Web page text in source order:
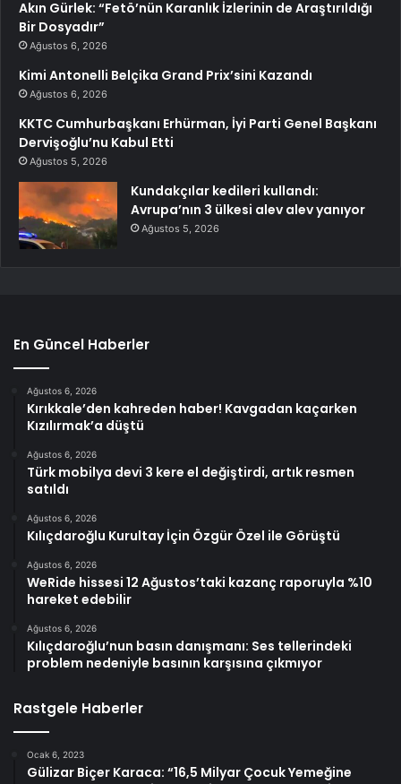
Akın Gürlek: “Fetö’nün Karanlık İzlerinin de Araştırıldığı
Bir Dosyadır”
Ağustos 6, 2026
Kimi Antonelli Belçika Grand Prix’sini Kazandı
Ağustos 6, 2026
KKTC Cumhurbaşkanı Erhürman, İyi Parti Genel Başkanı
Dervişoğlu’nu Kabul Etti
Ağustos 5, 2026
Kundakçılar kedileri kullandı:
Avrupa’nın 3 ülkesi alev alev yanıyor
Ağustos 5, 2026
En Güncel Haberler
Ağustos 6, 2026
Kırıkkale’den kahreden haber! Kavgadan kaçarken
Kızılırmak’a düştü
Ağustos 6, 2026
Türk mobilya devi 3 kere el değiştirdi, artık resmen
satıldı
Ağustos 6, 2026
Kılıçdaroğlu Kurultay İçin Özgür Özel ile Görüştü
Ağustos 6, 2026
WeRide hissesi 12 Ağustos’taki kazanç raporuyla %10
hareket edebilir
Ağustos 6, 2026
Kılıçdaroğlu’nun basın danışmanı: Ses tellerindeki
problem nedeniyle basının karşısına çıkmıyor
Rastgele Haberler
Ocak 6, 2023
Gülizar Biçer Karaca: “16,5 Milyar Çocuk Yemeğine